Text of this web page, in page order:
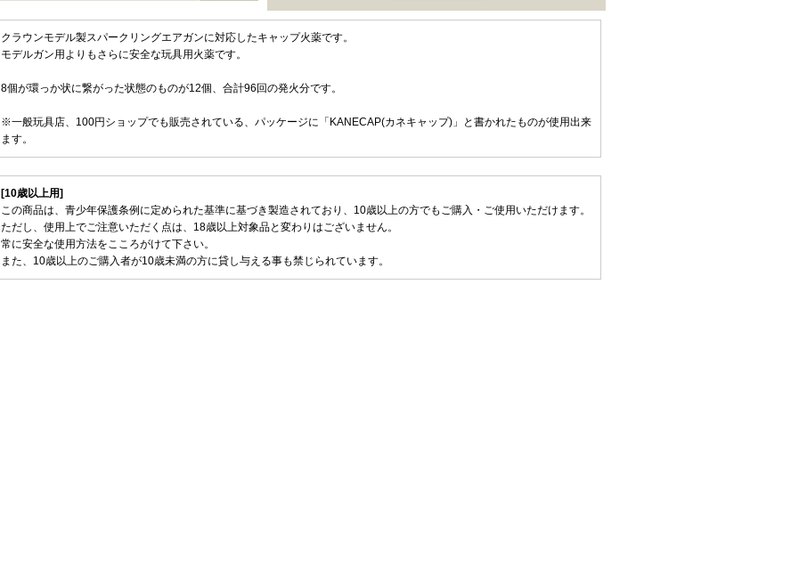
クラウンモデル製スパークリングエアガンに対応したキャップ火薬です。
モデルガン用よりもさらに安全な玩具用火薬です。
8個が環っか状に繋がった状態のものが12個、合計96回の発火分です。
※一般玩具店、100円ショップでも販売されている、パッケージに「KANECAP(カネキャップ)」と書かれたものが使用出来
ます。
[10歳以上用]
この商品は、青少年保護条例に定められた基準に基づき製造されており、10歳以上の方でもご購入・ご使用いただけます。
ただし、使用上でご注意いただく点は、18歳以上対象品と変わりはございません。
常に安全な使用方法をこころがけて下さい。
また、10歳以上のご購入者が10歳未満の方に貸し与える事も禁じられています。